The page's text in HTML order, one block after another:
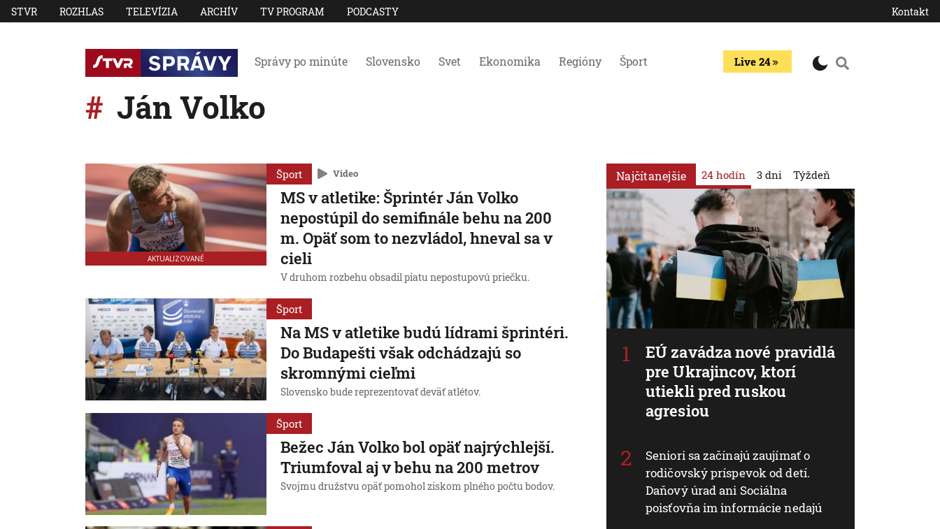
STVR ROZHLAS TELEVÍZIA ARCHÍV TV PROGRAM PODCASTY Kontakt
Správy po minúte Slovensko Svet Ekonomika Regióny Šport Live 24
Ján Volko
AKTUALIZOVANÉ
Šport Video
MS v atletike: Šprintér Ján Volko
nepostúpil do semifinále behu na 200
m. Opäť som to nezvládol, hneval sa v
cieli
V druhom rozbehu obsadil piatu nepostupovú priečku.
Šport
Na MS v atletike budú lídrami šprintéri.
Do Budapešti však odchádzajú so
skromnými cieľmi
Slovensko bude reprezentovať deväť atlétov.
Šport
Bežec Ján Volko bol opäť najrýchlejší.
Triumfoval aj v behu na 200 metrov
Svojmu družstvu opäť pomohol ziskom plného počtu bodov.
Najčítanejšie 24 hodín
EÚ zavádza nové pravidlá
pre Ukrajincov, ktorí
utiekli pred ruskou
agresiou
Seniori sa začínajú zaujímať o
rodičovský príspevok od detí.
Daňový úrad ani Sociálna
poisťovňa im informácie nedajú
3 dni Týždeň